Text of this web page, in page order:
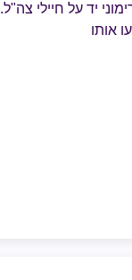
ביצע פיגוע בגבול עזה והשליך 3 רימוני יד על חיילי צה"ל.
אותו